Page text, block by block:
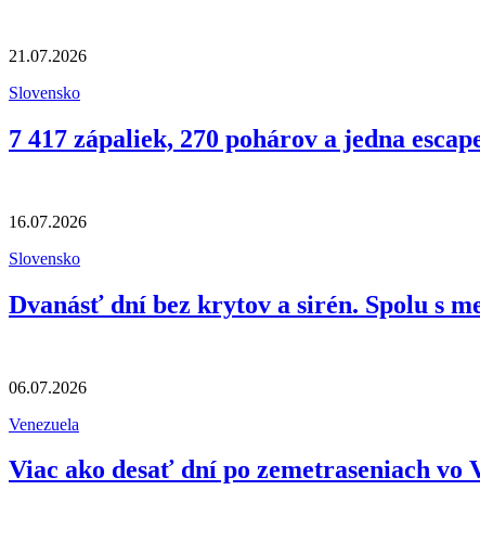
21.07.2026
Slovensko
7 417 zápaliek, 270 pohárov a jedna
16.07.2026
Slovensko
Dvanásť dní bez krytov a sirén. Spolu s
06.07.2026
Venezuela
Viac ako desať dní po zemetraseniach